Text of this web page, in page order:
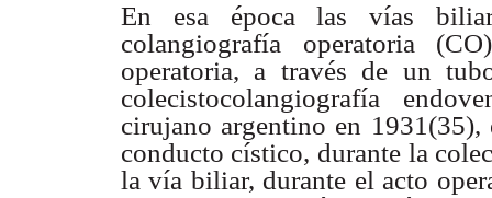
En esa época las vías
colangiografía
operatoria
operatoria, a través de un
colecistocolangiografía
cirujano argentino en 1931(35),
conducto cístico, durante la
la vía biliar, durante el acto